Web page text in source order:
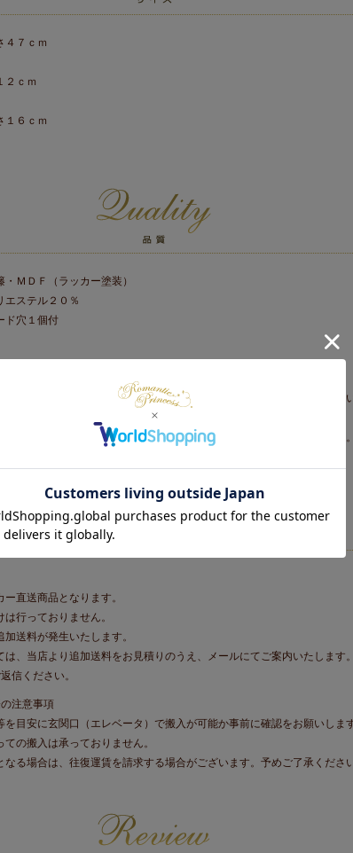
４７ｃｍ
２ｃｍ
１６ｃｍ
・ＭＤＦ（ラッカー塗装）
エステル２０％
ド穴１個付
加工を施しており、商品によって若干色・風合いが異なる場合がござい
商品により多少風合いが異なる場合がございます。
多少黄味を帯びたアンティークな風合いに変化する場合がございます。
直送商品となります。
行っておりません。
送料が発生いたします。
、当店より追加送料をお見積りのうえ、メールにてご案内いたします
信ください。
注意事項
目安に玄関口（エレベータ）で搬入が可能か事前に確認をお願いします
の搬入は承っておりません。
る場合は、往復運賃を請求する場合がございます。予めご了承ください